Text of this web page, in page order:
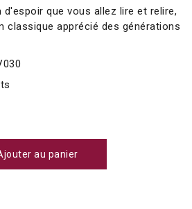
d'espoir que vous allez lire et relire,
classique apprécié des générations
au panier